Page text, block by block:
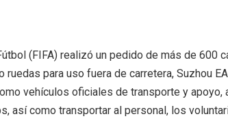
(FIFA) realizó un pedido de más de
para uso fuera de carretera, Suzhou
vehículos oficiales de transporte y
así como transportar al personal, los